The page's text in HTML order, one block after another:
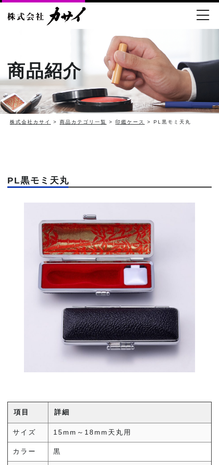
商品紹介
株式会社カサイ > 商品カテゴリ一覧 > 印鑑ケース > PL黒モミ天丸
PL黒モミ天丸
項目 詳細
サイズ 15mm～18mm天丸用
カラー 黒